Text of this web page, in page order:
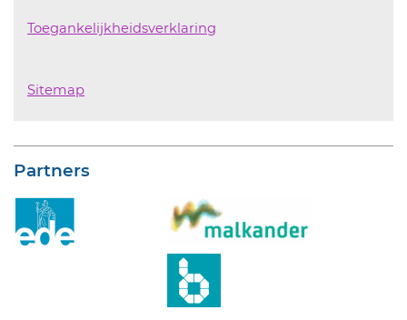
Toegankelijkheidsverklaring
Sitemap
Partners